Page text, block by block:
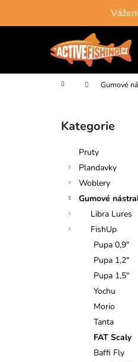
obsah
Domů Gumové
Přeskočit
kategorie
Kategorie
Pruty
Plandavky
Woblery
Gumové
Libra Lures
FishUp
Pupa 0,9"
Pupa 1,2"
Pupa 1,5"
Yochu
Morio
Tanta
FAT Scaly
Baffi Fly
o
k
Zpět
Zpět